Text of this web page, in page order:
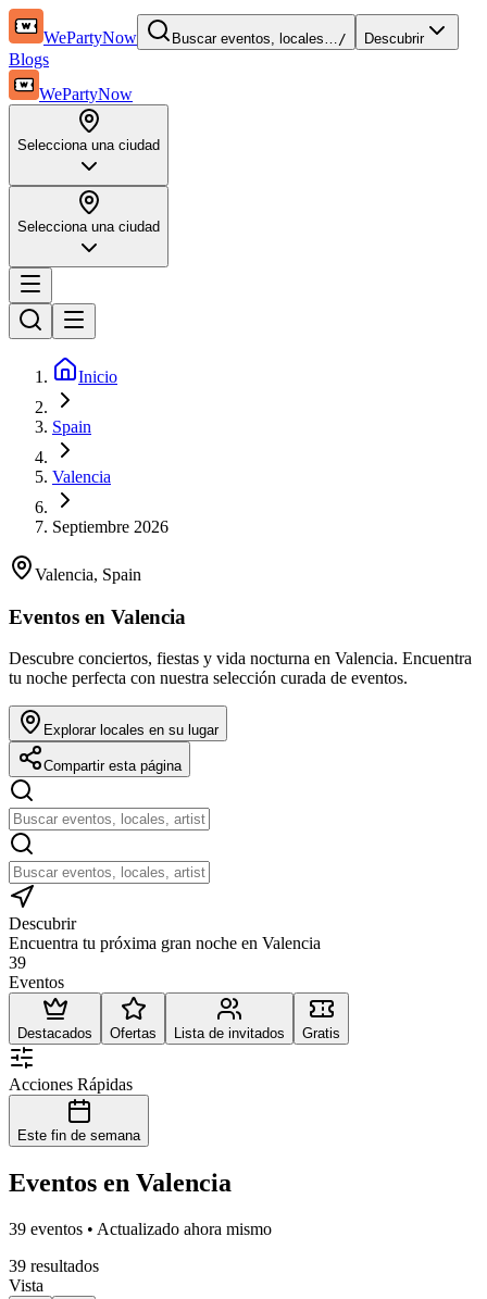
WePartyNow Buscar eventos, locales…/ Descubrir
Blogs
WePartyNow
Selecciona una ciudad
Selecciona una ciudad
Inicio
Spain
Valencia
Septiembre 2026
Valencia, Spain
Eventos en Valencia
Descubre conciertos, fiestas y vida nocturna en Valencia. Encuentra
tu noche perfecta con nuestra selección curada de eventos.
Explorar locales en su lugar
Compartir esta página
Descubrir
Encuentra tu próxima gran noche en Valencia
39
Eventos
Destacados Ofertas Lista de invitados Gratis
Acciones Rápidas
Este fin de semana
Eventos en Valencia
39 eventos • Actualizado ahora mismo
39 resultados
Vista